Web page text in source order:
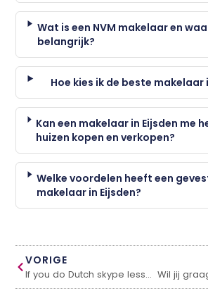
Wat is een NVM makelaar en
belangrijk?
Hoe kies ik de beste makelaar
Kan een makelaar in Eijsden me
huizen kopen en verkopen?
Welke voordelen heeft een
makelaar in Eijsden?
VORIGE
If you do Dutch skype lessons you can learn Dutch at home